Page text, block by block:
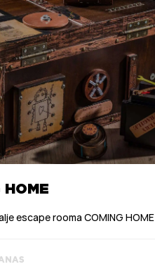
HOME
escape rooma COMING HOME